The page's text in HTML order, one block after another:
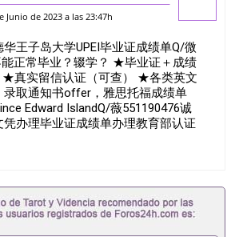
不能正常毕业？辍
） ★各
Junio de 2023 a las 23:47h
王子岛大学UPEI毕业证成绩单Q/微
能正常毕业？辍学？ ★毕业证＋成绩
★真实留信认证（可查） ★各类英文
录取通知书offer，雅思托福成绩单
Edward IslandQ/薇551190476诚
办理毕业证成绩单办理教育部认证
历认证办理学生卡办理录取通知书
凭办理德国文凭 一、快速办理材料：
单+留学回国人员证明+教育部认证,
思。（全套留学回国必备证明材料，